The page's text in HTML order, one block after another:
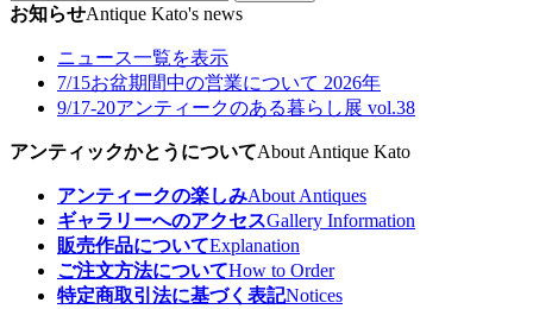
お知らせAntique Kato's news
ニュース一覧を表示
7/15お盆期間中の営業について 2026年
9/17-20アンティークのある暮らし展 vol.38
アンティックかとうについてAbout Antique Kato
アンティークの楽しみAbout Antiques
ギャラリーへのアクセスGallery Information
販売作品についてExplanation
ご注文方法についてHow to Order
特定商取引法に基づく表記Notices